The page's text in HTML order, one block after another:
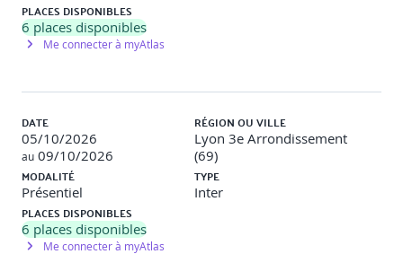
Différences et avantages de Spring WebMvc et Spring
WebFlux pour le développement d'API
une manipulation flexible des données
Utilisation de RSocket pour des communications
réactives bidirectionnelles.
Gestion automatique de la conversion des objets Java
en formats de données (comme JSON) grâce à Spring
PLACES DISPONIBLES
6 places disponibles
Me connecter à myAtlas
DATE
05/10/2026
au 09/10/2026
RÉGION OU VILLE
Lyon 3e Arrondissement
(69)
MODALITÉ
Présentiel
TYPE
Inter
PLACES DISPONIBLES
6 places disponibles
Me connecter à myAtlas